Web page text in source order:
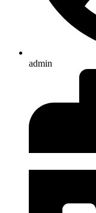
admin